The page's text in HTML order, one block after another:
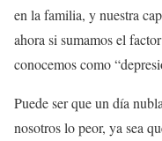
en la familia, y nuestra
ahora si sumamos el
conocemos como
Puede ser que un día
nosotros lo peor, ya sea